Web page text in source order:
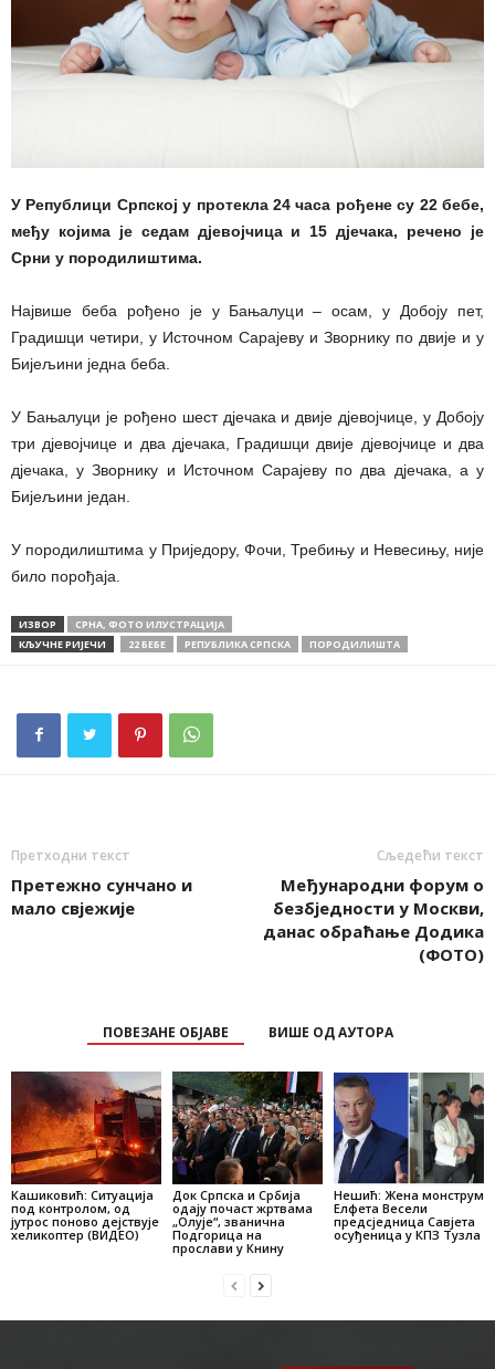
У Републици Српској у протекла 24 часа рођене су 22 бебе,
међу којима је седам дјевојчица и 15 дјечака, речено је
Срни у породилиштима.
Највише беба рођено је у Бањалуци – осам, у Добоју пет,
Градишци четири, у Источном Сарајеву и Зворнику по двије и у
Бијељини једна беба.
У Бањалуци је рођено шест дјечака и двије дјевојчице, у Добоју
три дјевојчице и два дјечака, Градишци двије дјевојчице и два
дјечака, у Зворнику и Источном Сарајеву по два дјечака, а у
Бијељини један.
У породилиштима у Приједору, Фочи, Требињу и Невесињу, није
било порођаја.
ИЗВОР
СРНА, ФОТО ИЛУСТРАЦИЈА
КЉУЧНЕ РИЈЕЧИ
22 БЕБЕ РЕПУБЛИКА СРПСКА ПОРОДИЛИШТА
Претходни текст
Претежно сунчано и
мало свјежије
Сљедећи текст
Међународни форум о
безбједности у Москви,
данас обраћање Додика
(ФОТО)
ПОВЕЗАНЕ ОБЈАВЕ ВИШЕ ОД АУТОРА
Кашиковић: Ситуација
под контролом, од
јутрос поново дејствује
хеликоптер (ВИДЕО)
Док Српска и Србија
одају почаст жртвама
„Олује“, званична
Подгорица на
прослави у Книну
Нешић: Жена монструм
Елфета Весели
предсједница Савјета
осуђеница у КПЗ Тузла